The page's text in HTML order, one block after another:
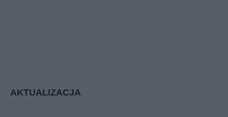
AKTUALIZACJA